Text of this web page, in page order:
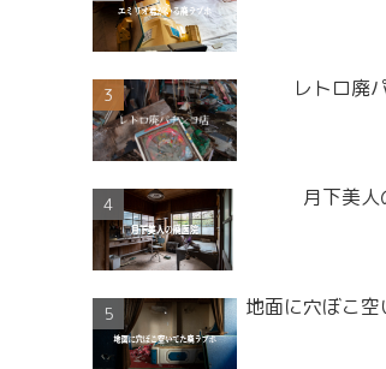
レトロ廃
月下美人
地面に穴ぼこ